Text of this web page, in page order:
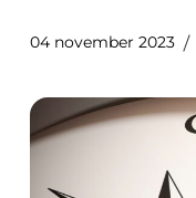
04 november 2023